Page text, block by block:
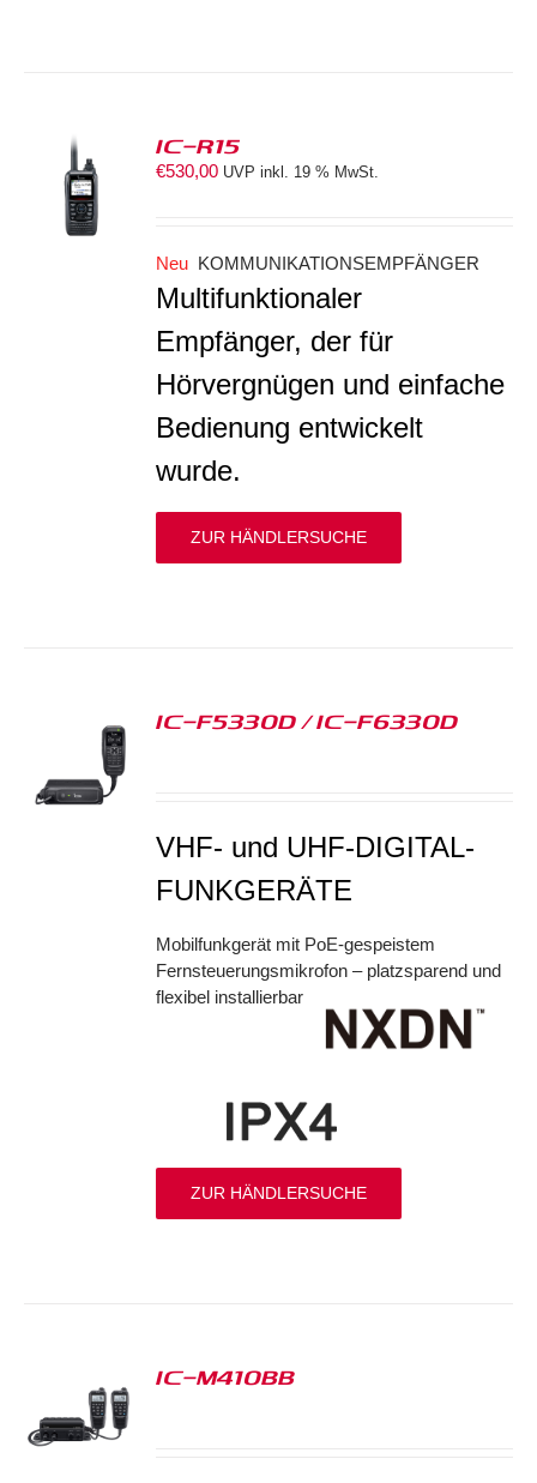
IC-R15
€530,00 UVP inkl. 19 % MwSt.
Neu KOMMUNIKATIONSEMPFÄNGER
Multifunktionaler
Empfänger, der für
Hörvergnügen und einfache
Bedienung entwickelt
wurde.
ZUR HÄNDLERSUCHE
IC-F5330D / IC-F6330D
VHF- und UHF-DIGITAL-
FUNKGERÄTE
Mobilfunkgerät mit PoE-gespeistem
Fernsteuerungsmikrofon – platzsparend und
flexibel installierbar
ZUR HÄNDLERSUCHE
IC-M410BB